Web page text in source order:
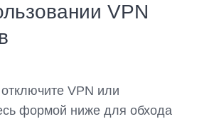
VPN
VPN или
формой ниже для обхода